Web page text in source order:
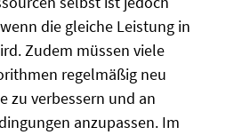
die gleiche Leistung in
Zudem müssen viele
regelmäßig neu
zu verbessern und an
anzupassen. Im